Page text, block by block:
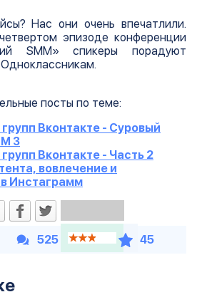
Нас они очень впечатлили.
эпизоде конференции
SMM» спикеры порадуют
посты по теме:
Вконтакте - Суровый
3
Вконтакте - Часть 2
вовлечение и
Инстаграмм
525 45